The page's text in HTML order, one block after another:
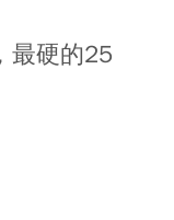
最硬的25